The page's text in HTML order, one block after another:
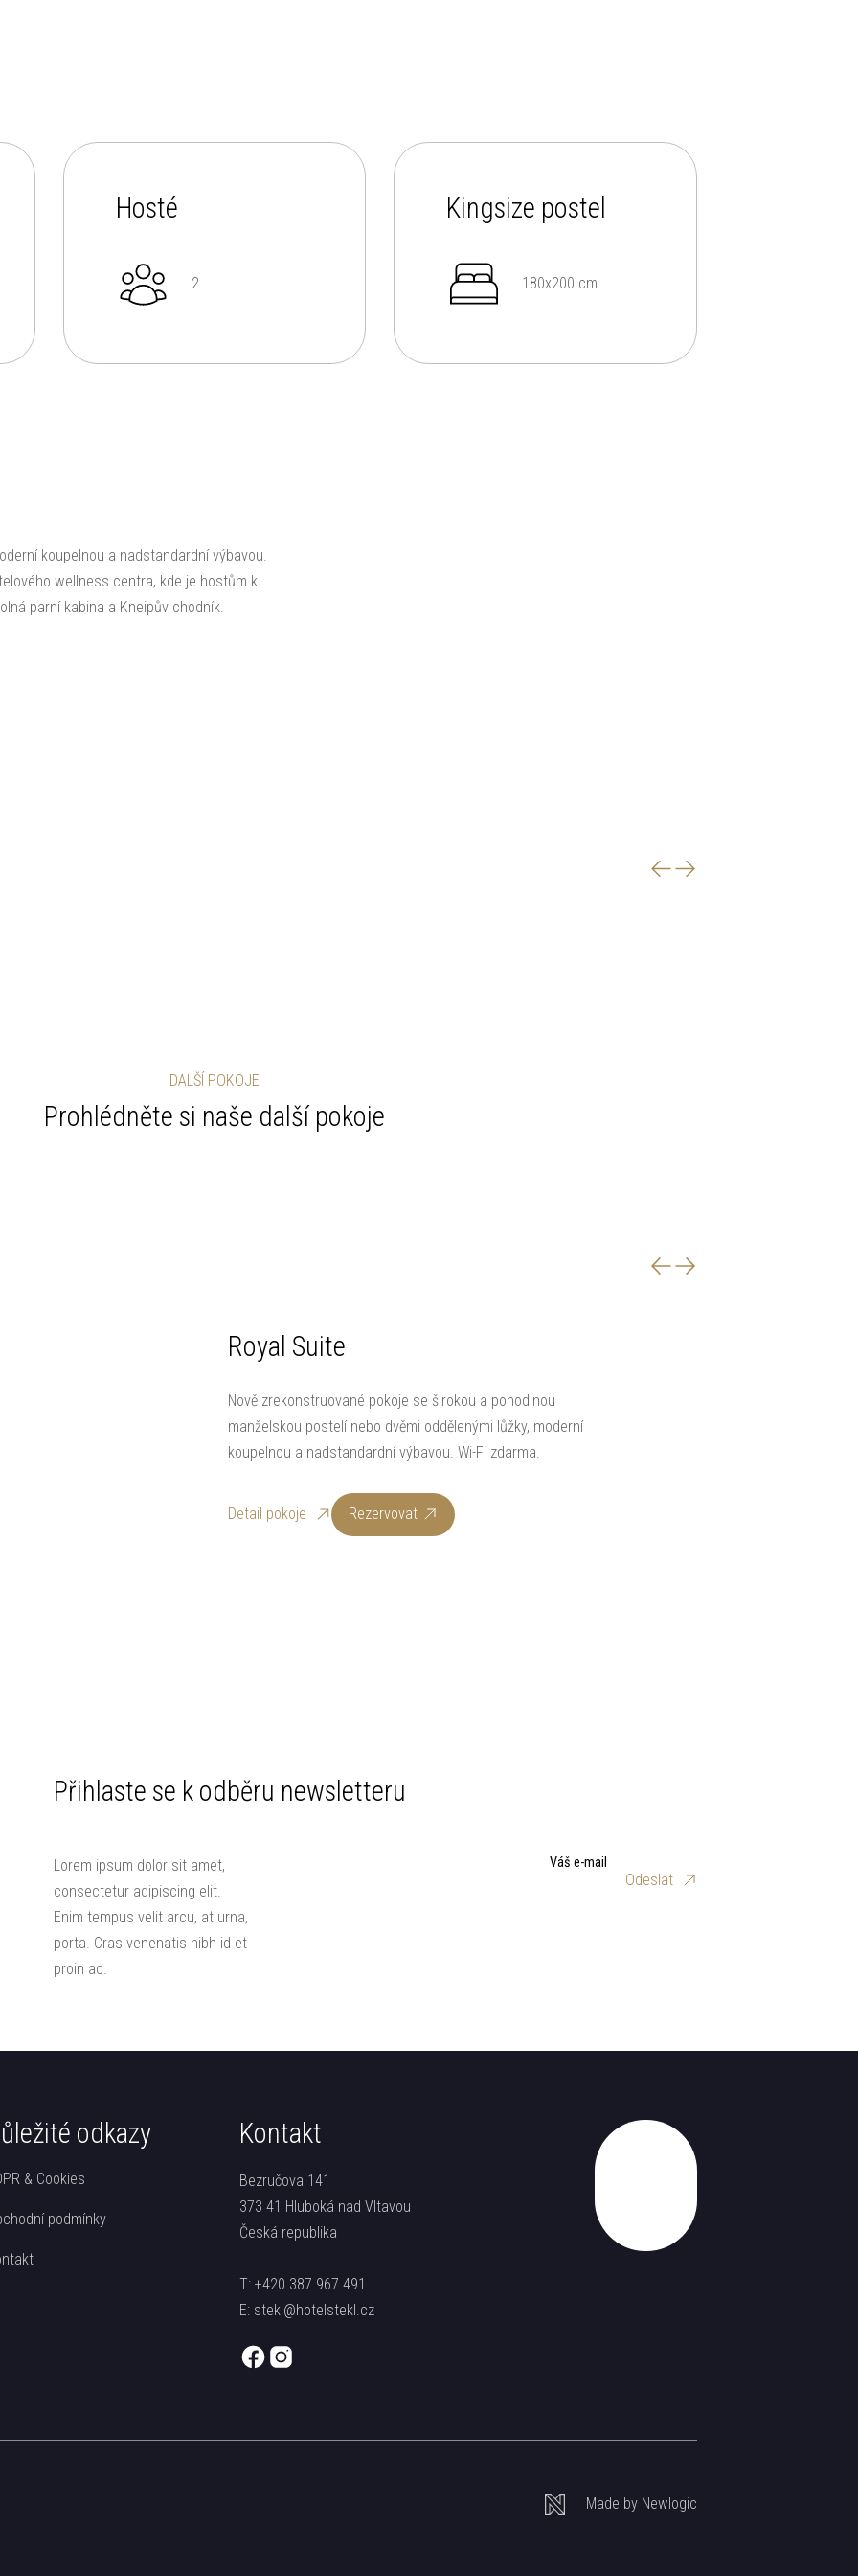
Hosté
2
Kingsize postel
180x200 cm
koupelnou a nadstandardní výbavou.
wellness centra, kde je hostům k
parní kabina a Kneipův chodník.
DALŠÍ POKOJE
Prohlédněte si naše další pokoje
Royal Suite
Nově zrekonstruované pokoje se širokou a pohodlnou
manželskou postelí nebo dvěmi oddělenými lůžky, moderní
koupelnou a nadstandardní výbavou. Wi-Fi zdarma.
Detail pokoje Rezervovat
Přihlaste se k odběru newsletteru
Lorem ipsum dolor sit amet,
consectetur adipiscing elit.
Enim tempus velit arcu, at urna,
porta. Cras venenatis nibh id et
proin ac.
Váš e-mail
Odeslat
odkazy
& Cookies
podmínky
Kontakt
Bezručova 141
373 41 Hluboká nad Vltavou
Česká republika
T: +420 387 967 491
E: stekl@hotelstekl.cz
Made by Newlogic